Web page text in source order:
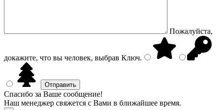
Пожалуйста,
докажите, что вы человек, выбрав Ключ.
Спасибо за Ваше сообщение!
Наш менеджер свяжется с Вами в ближайшее время.